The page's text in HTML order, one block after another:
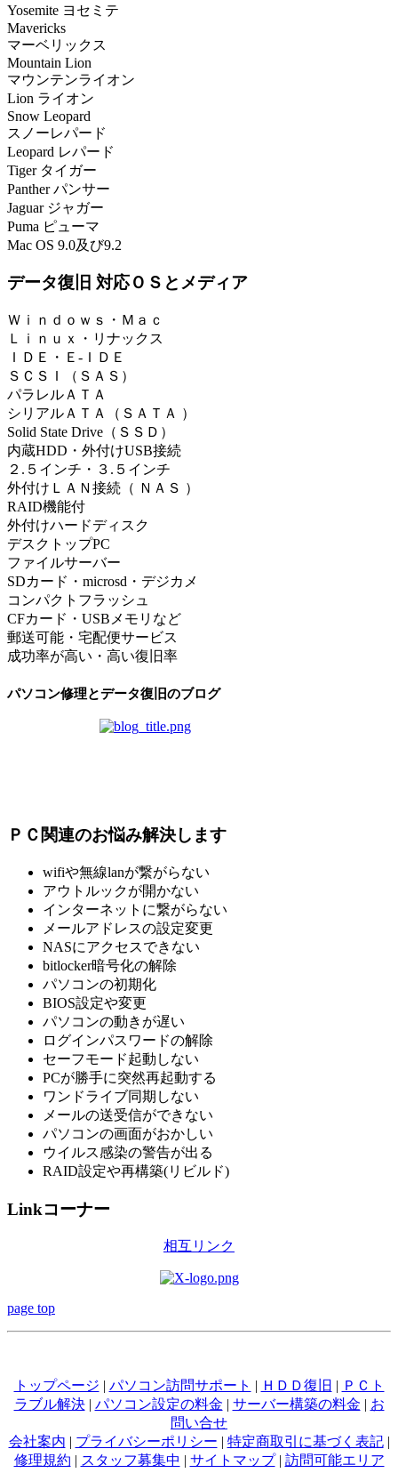
Yosemite ヨセミテ
Mavericks
マーベリックス
Mountain Lion
マウンテンライオン
Lion ライオン
Snow Leopard
スノーレパード
Leopard レパード
Tiger タイガー
Panther パンサー
Jaguar ジャガー
Puma ピューマ
Mac OS 9.0及び9.2
データ復旧 対応ＯＳとメディア
Ｗｉｎｄｏｗｓ・Ｍａｃ
Ｌｉｎｕｘ・リナックス
ＩＤＥ・Ｅ-ＩＤＥ
ＳＣＳＩ（ＳＡＳ）
パラレルＡＴＡ
シリアルＡＴＡ（ＳＡＴＡ ）
Solid State Drive（ＳＳＤ）
内蔵HDD・外付けUSB接続
２.５インチ・３.５インチ
外付けＬＡＮ接続（ ＮＡＳ ）
RAID機能付
外付けハードディスク
デスクトップPC
ファイルサーバー
SDカード・microsd・デジカメ
コンパクトフラッシュ
CFカード・USBメモリなど
郵送可能・宅配便サービス
成功率が高い・高い復旧率
パソコン修理とデータ復旧のブログ
ＰＣ関連のお悩み解決します
wifiや無線lanが繋がらない
アウトルックが開かない
インターネットに繋がらない
メールアドレスの設定変更
NASにアクセスできない
bitlocker暗号化の解除
パソコンの初期化
BIOS設定や変更
パソコンの動きが遅い
ログインパスワードの解除
セーフモード起動しない
PCが勝手に突然再起動する
ワンドライブ同期しない
メールの送受信ができない
パソコンの画面がおかしい
ウイルス感染の警告が出る
RAID設定や再構築(リビルド)
Linkコーナー
相互リンク
page top
トップページ | パソコン訪問サポート | ＨＤＤ復旧 | ＰＣト
ラブル解決| パソコン設定の料金 | サーバー構築の料金 | お
問い合せ
会社案内 | プライバシーポリシー | 特定商取引に基づく表記|
修理規約 | スタッフ募集中 | サイトマップ| 訪問可能エリア